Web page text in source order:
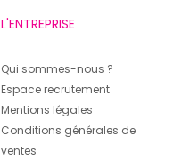
L'ENTREPRISE
Qui sommes-nous ?
Espace recrutement
Mentions légales
Conditions générales de
ventes